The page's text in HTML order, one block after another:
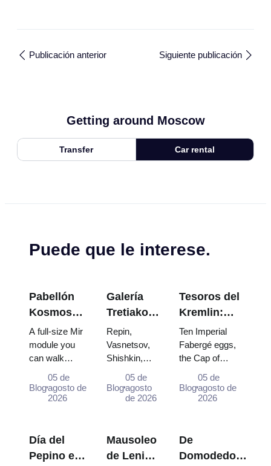
Publicación anterior Siguiente publicación
Getting around Moscow
Transfer Car rental
Puede que le interese.
Pabellón
Kosmos
en VDNKh:
Dentro de
la
Exposición
Espacial
Rusia
A full-size Mir
module you
can walk
Energia–
Buran model,
capsules and
120 pieces of
Blog
05 de
agosto de
2026
Galería
Tretiakov:
Las obras
maestras
que valen
la pena
planear el
Repin,
Vasnetsov,
Shishkin,
and Surikov
— the works
where they
hang, and
Blog
05 de
agosto
de 2026
Tesoros del
Kremlin:
Huevos
Fabergé,
Tronos y
Túnicas de
Coronación
Ten Imperial
Fabergé eggs,
the Cap of
double throne of
two boy tsars
of Catherine...
Blog
05 de
agosto de
2026
Día del
Pepino en
Mausoleo
de Lenin:
De
Domodedovo